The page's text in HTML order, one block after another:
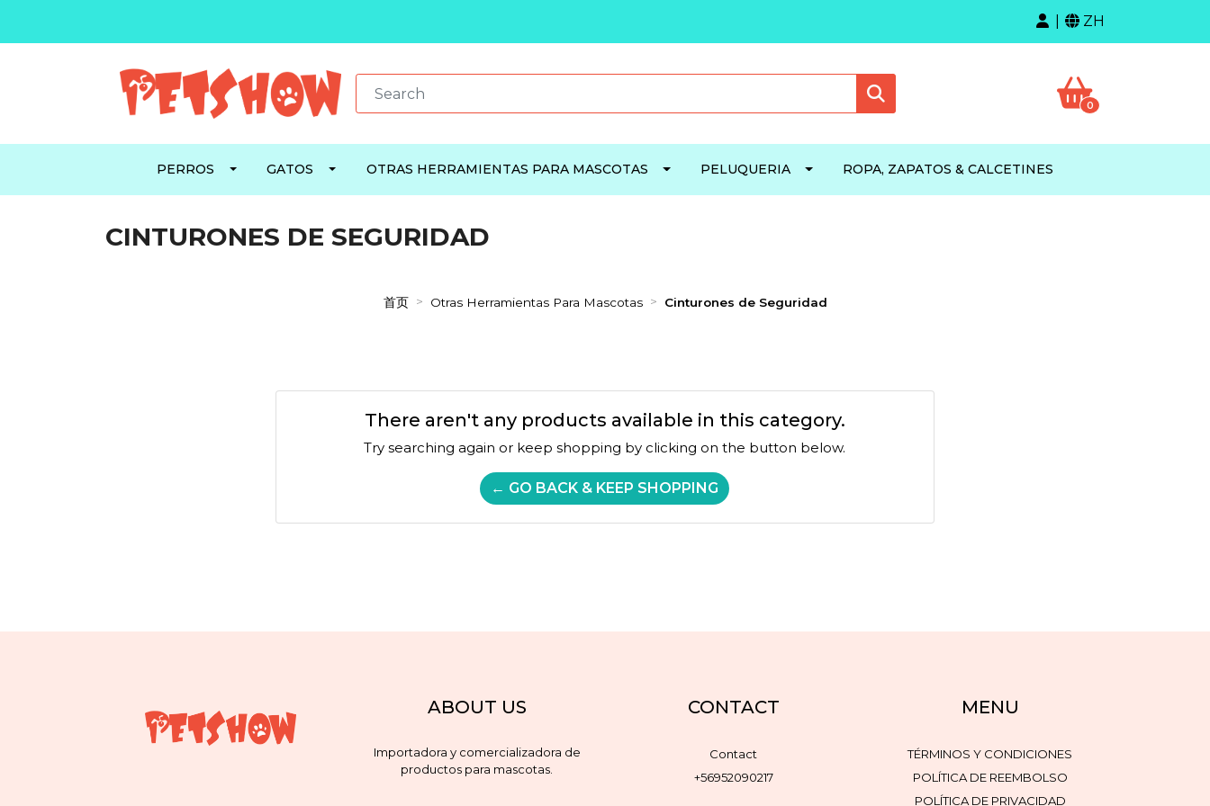
ZH
0
PERROS GATOS OTRAS HERRAMIENTAS PARA MASCOTAS PELUQUERIA ROPA, ZAPATOS & CALCETINES
CINTURONES DE SEGURIDAD
首页 Otras Herramientas Para Mascotas Cinturones de Seguridad
There aren't any products available in this category.
Try searching again or keep shopping by clicking on the button below.
← GO BACK & KEEP SHOPPING
ABOUT US
Importadora y comercializadora de
productos para mascotas.
CONTACT
Contact
+56952090217
MENU
TÉRMINOS Y CONDICIONES
POLÍTICA DE REEMBOLSO
POLÍTICA DE PRIVACIDAD